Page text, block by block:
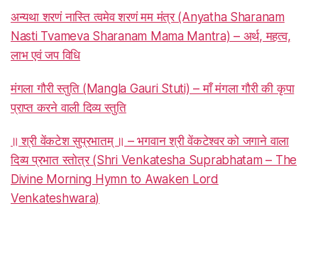
अन्यथा शरणं नास्ति त्वमेव शरणं मम मंत्र (Anyatha Sharanam
Nasti Tvameva Sharanam Mama Mantra) – अर्थ, महत्व,
लाभ एवं जप विधि
मंगला गौरी स्तुति (Mangla Gauri Stuti) – माँ मंगला गौरी की कृपा
प्राप्त करने वाली दिव्य स्तुति
॥ श्री वेंकटेश सुप्रभातम् ॥ – भगवान श्री वेंकटेश्वर को जगाने वाला
दिव्य प्रभात स्तोत्र (Shri Venkatesha Suprabhatam – The
Divine Morning Hymn to Awaken Lord
Venkateshwara)